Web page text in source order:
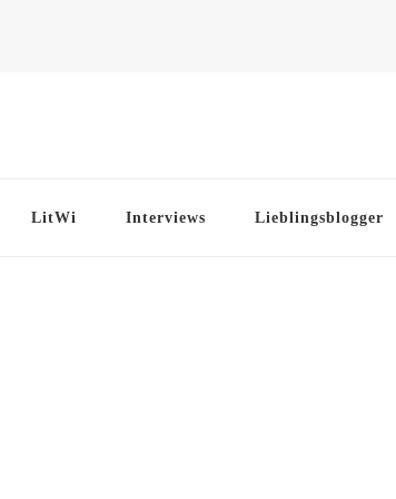
LitWi Interviews Lieblingsblogger